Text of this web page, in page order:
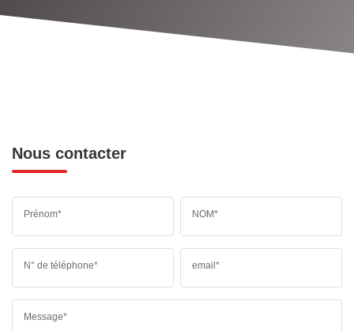
Nous contacter
Prénom* NOM*
N° de téléphone* email*
Message*